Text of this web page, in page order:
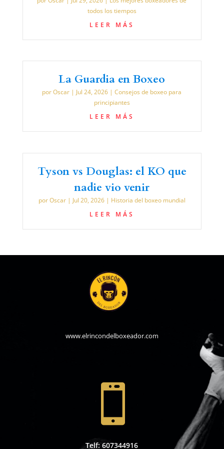
todos los tiempos
LEER MÁS
La Guardia en Boxeo
porOscar | Jul 24, 2026 |Consejos de boxeo para
principiantes
LEER MÁS
Tyson vs Douglas: el KO que
nadie vio venir
porOscar| Jul 20, 2026| Historia del boxeo mundial
LEER MÁS
www.elrincondelboxeador.com

Telf: 607344916